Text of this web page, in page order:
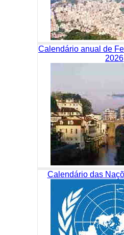
Calendário anual de
2026
Calendário das